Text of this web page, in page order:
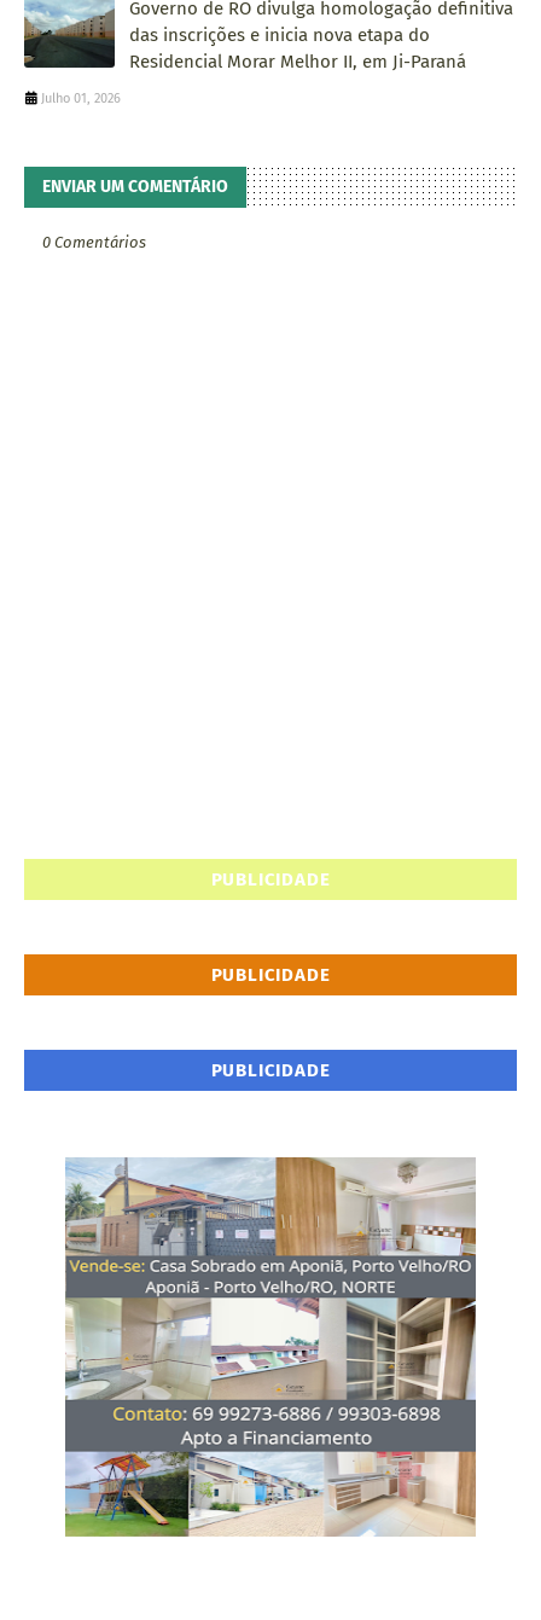
Governo de RO divulga homologação definitiva
das inscrições e inicia nova etapa do
Residencial Morar Melhor II, em Ji-Paraná
Julho 01, 2026
ENVIAR UM COMENTÁRIO
0 Comentários
PUBLICIDADE
PUBLICIDADE
PUBLICIDADE